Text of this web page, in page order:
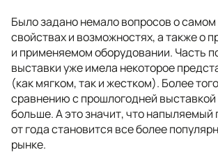
Было задано немало вопросов о
свойствах и возможностях, а также о
и применяемом оборудовании. Часть
выставки уже имела некоторое
(как мягком, так и жестком). Более
сравнению с прошлогодней
больше. А это значит, что напыляемый
от года становится все более
рынке.